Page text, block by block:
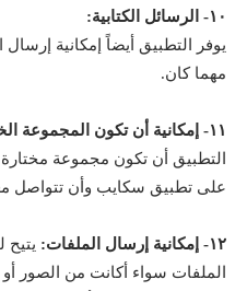
١٠- الرسائل الكتابية:
مهما كان.
١١- إمكانية أن تكون المجموعة الخاصة بك:
التطبيق أن تكون مجموعة
على تطبيق سكايب وأن تتواصل
١٢- إمكانية إرسال الملفات:
الملفات سواء أكانت من الصور